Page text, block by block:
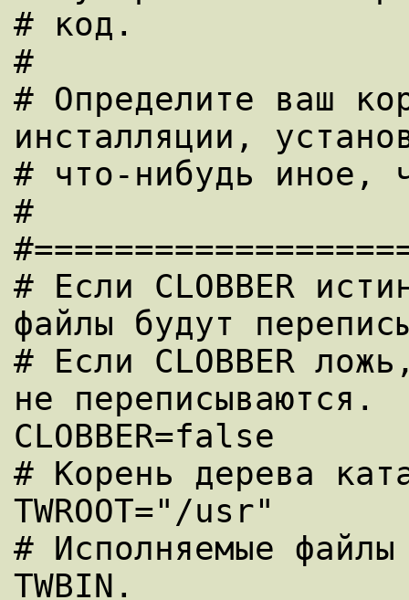
# код.
#
# Определите ваш
инсталляции,
# что-нибудь иное,
#
# Если CLOBBER
файлы будут
# Если CLOBBER
не переписываются.
CLOBBER=false
# Корень дерева
TWROOT="/usr"
# Исполняемые
TWBIN.